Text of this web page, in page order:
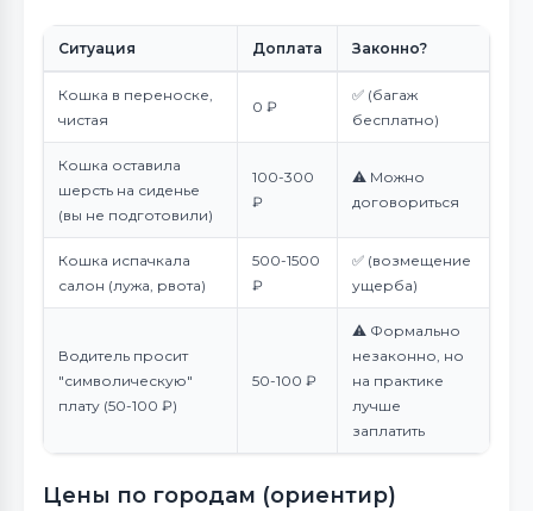
Ситуация Доплата Законно?
Кошка в переноске,
чистая
0 ₽
✅ (багаж
бесплатно)
Кошка оставила
шерсть на сиденье
(вы не подготовили)
100-300
₽
⚠️ Можно
договориться
Кошка испачкала
салон (лужа, рвота)
500-1500
₽
✅ (возмещение
ущерба)
Водитель просит
"символическую"
плату (50-100 ₽)
50-100 ₽
⚠️ Формально
незаконно, но
на практике
лучше
заплатить
Цены по городам (ориентир)